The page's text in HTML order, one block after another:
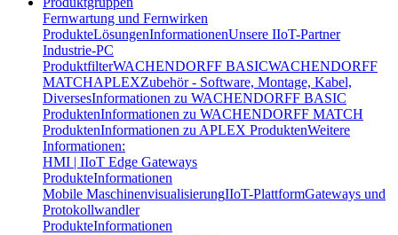
Fernwartung und Fernwirken
ProdukteLösungenInformationenUnsere IIoT-Partner
Industrie-PC
ProduktfilterWACHENDORFF BASICWACHENDORFF
MATCHAPLEXZubehör - Software, Montage, Kabel,
DiversesInformationen zu WACHENDORFF BASIC
ProduktenInformationen zu WACHENDORFF MATCH
ProduktenInformationen zu APLEX ProduktenWeitere
Informationen:
HMI | IIoT Edge Gateways
ProdukteInformationen
Mobile MaschinenvisualisierungIIoT-PlattformGateways und
Protokollwandler
ProdukteInformationen